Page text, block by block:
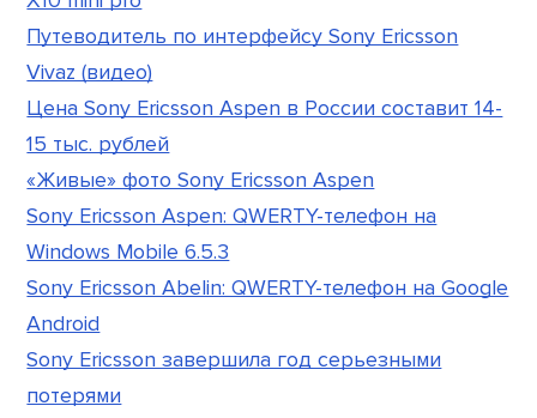
Путеводитель по интерфейсу Sony Ericsson
Vivaz (видео)
Цена Sony Ericsson Aspen в России составит 14-
15 тыс. рублей
«Живые» фото Sony Ericsson Aspen
Sony Ericsson Aspen: QWERTY-телефон на
Windows Mobile 6.5.3
Sony Ericsson Abelin: QWERTY-телефон на Google
Android
Sony Ericsson завершила год серьезными
потерями